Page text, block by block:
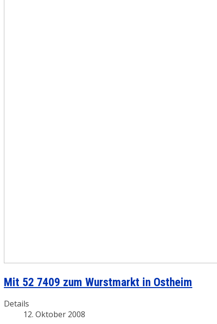
Mit 52 7409 zum Wurstmarkt in Ostheim
Details
12. Oktober 2008